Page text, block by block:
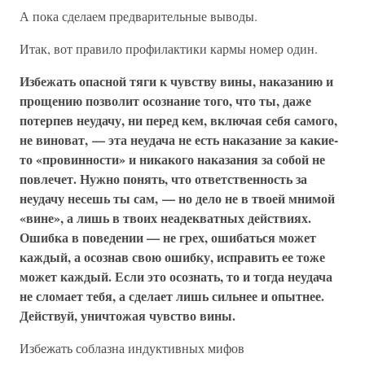
А пока сделаем предварительные выводы.
Итак, вот правило профилактики кармы номер один.
Избежать опасной тяги к чувству вины, наказанию и
прощению позволит осознание того, что ты, даже
потерпев неудачу, ни перед кем, включая себя самого,
не виноват, — эта неудача не есть наказание за какие-
то «провинности» и никакого наказания за собой не
повлечет. Нужно понять, что ответственность за
неудачу несешь ты сам, — но дело не в твоей мнимой
«вине», а лишь в твоих неадекватных действиях.
Ошибка в поведении — не грех, ошибаться может
каждый, а осознав свою ошибку, исправить ее тоже
может каждый. Если это осознать, то и тогда неудача
не сломает тебя, а сделает лишь сильнее и опытнее.
Действуй, уничтожая чувство вины.
Избежать соблазна индуктивных мифов